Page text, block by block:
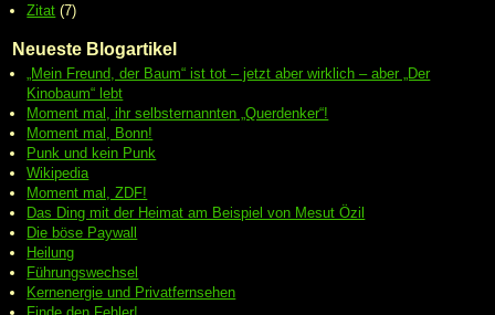
Zitat (7)
Neueste Blogartikel
„Mein Freund, der Baum“ ist tot – jetzt aber wirklich – aber „Der
Kinobaum“ lebt
Moment mal, ihr selbsternannten „Querdenker“!
Moment mal, Bonn!
Punk und kein Punk
Wikipedia
Moment mal, ZDF!
Das Ding mit der Heimat am Beispiel von Mesut Özil
Die böse Paywall
Heilung
Führungswechsel
Kernenergie und Privatfernsehen